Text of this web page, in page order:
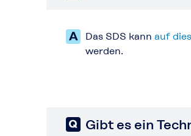
Das SDS kann auf
werden.
Gibt es ein